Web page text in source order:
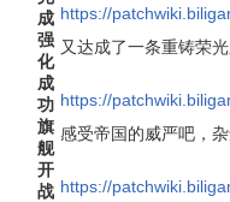
成 https://
强
化
成
功
又达成了一条重铸荣
https://
旗
舰
开
战
感受帝国的威严吧，杂
https://